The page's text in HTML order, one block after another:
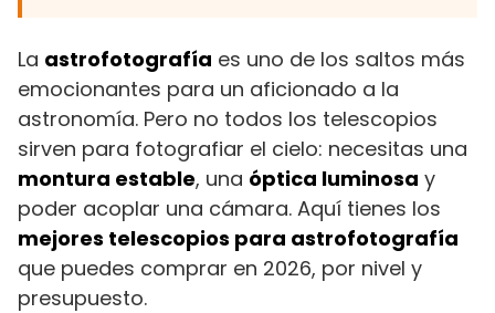
La astrofotografía es uno de los saltos más
emocionantes para un aficionado a la
astronomía. Pero no todos los telescopios
sirven para fotografiar el cielo: necesitas una
montura estable, una óptica luminosa y
poder acoplar una cámara. Aquí tienes los
mejores telescopios para astrofotografía
que puedes comprar en 2026, por nivel y
presupuesto.